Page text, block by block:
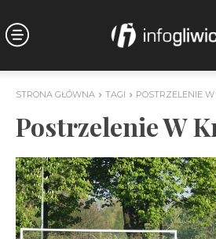
STRONA GŁÓWNA TAGI POSTRZELENIE
Postrzelenie W